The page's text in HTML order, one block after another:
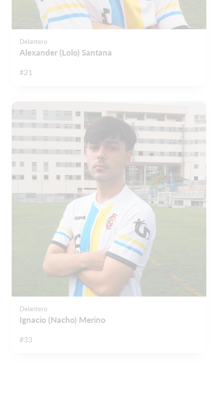
Delantero
Alexander (Lolo) Santana
#21
Delantero
Ignacio (Nacho) Merino
#33